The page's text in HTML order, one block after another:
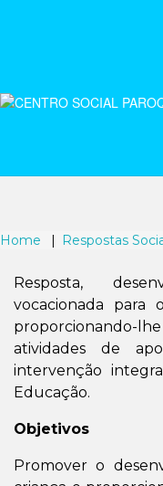
Home Respostas
Resposta,
vocacionada para
atividades de
intervenção
Educação.
Objetivos
Promover o